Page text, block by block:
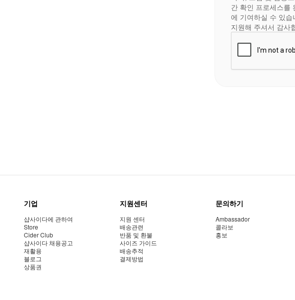
간 확인 프로세스를
에 기여하실 수 있습
지원해 주셔서 감사
기업
샵사이다에 관하여
Store
Cider Club
샵사이다 채용공고
재활용
블로그
상품권
지원센터
지원 센터
배송관련
반품 및 환불
사이즈 가이드
배송추적
결제방법
문의하기
Ambassador
콜라보
홍보